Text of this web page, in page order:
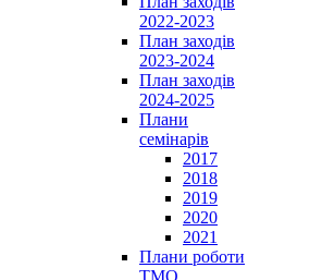
2022-2023
План заходів
2023-2024
План заходів
2024-2025
Плани
семінарів
2017
2018
2019
2020
2021
Плани роботи
ТМО